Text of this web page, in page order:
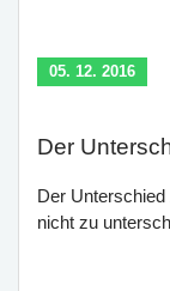
05. 12. 2016
Der
Der
nicht zu